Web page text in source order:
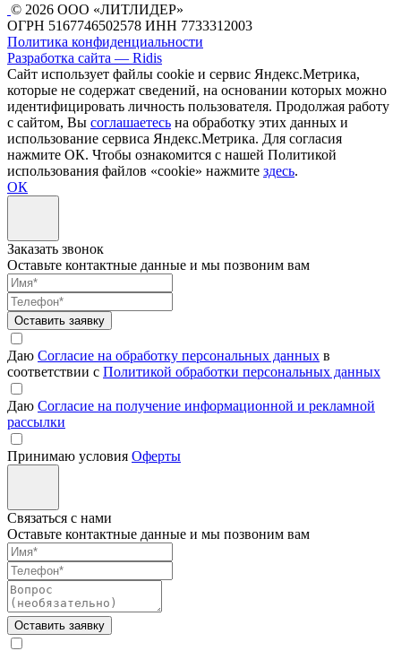
© 2026 ООО «ЛИТЛИДЕР»
ОГРН 5167746502578 ИНН 7733312003
Политика конфиденциальности
Разработка сайта — Ridis
Сайт использует файлы cookie и сервис Яндекс.Метрика,
которые не содержат сведений, на основании которых можно
идентифицировать личность пользователя. Продолжая работу
с сайтом, Вы соглашаетесь на обработку этих данных и
использование сервиса Яндекс.Метрика. Для согласия
нажмите ОК. Чтобы ознакомится с нашей Политикой
использования файлов «cookie» нажмите здесь.
ОК
Заказать звонок
Оставьте контактные данные и мы позвоним вам
Оставить заявку
Даю Согласие на обработку персональных данных в
соответствии с Политикой обработки персональных данных
Даю Согласие на получение информационной и рекламной
рассылки
Принимаю условия Оферты
Связаться с нами
Оставьте контактные данные и мы позвоним вам
Оставить заявку